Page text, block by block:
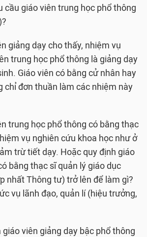
cầu giáo viên trung học phổ thông
giảng dạy cho thấy, nhiệm vụ
trung học phổ thông là giảng dạy
Giáo viên có bằng cử nhân hay
chỉ đơn thuần làm các nhiệm này
trung học phổ thông có bằng thạc
vụ nghiên cứu khoa học như ở
trừ tiết dạy. Hoặc quy định giáo
bằng thạc sĩ quản lý giáo dục
nhất Thông tư) trở lên để làm gì?
vụ lãnh đạo, quản lí (hiệu trưởng,
viên giảng dạy bậc phổ thông